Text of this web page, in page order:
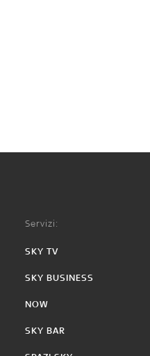
Servizi:
SKY TV
SKY BUSINESS
NOW
SKY BAR